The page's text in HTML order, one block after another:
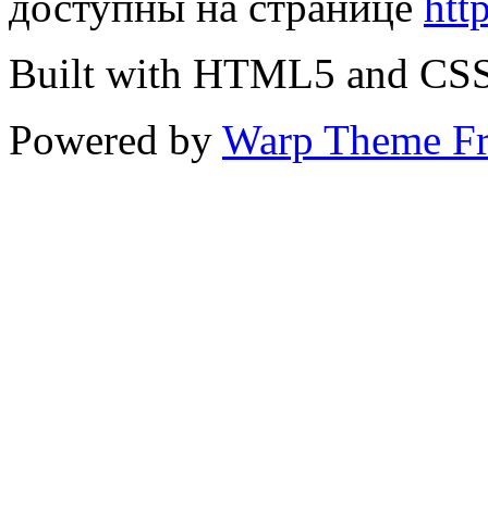
Built with HTML5 and
Powered by Warp Theme